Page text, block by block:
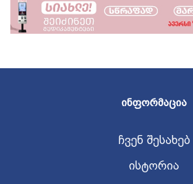
ᲘᲜᲤᲝᲠᲛᲐᲪᲘᲐ
ჩვენ შესახებ
ისტორია